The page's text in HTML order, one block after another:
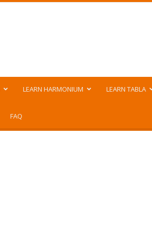
LEARN HARMONIUM LEARN TABLA
FAQ